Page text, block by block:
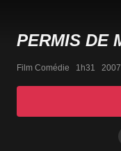
PERMIS DE
Film Comédie   1h31   2007